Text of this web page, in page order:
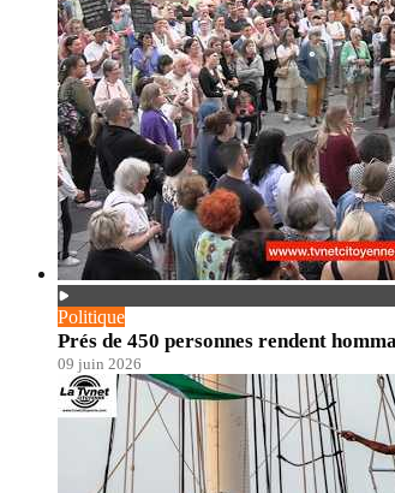
Politique
Prés de 450 personnes rendent
09 juin 2026